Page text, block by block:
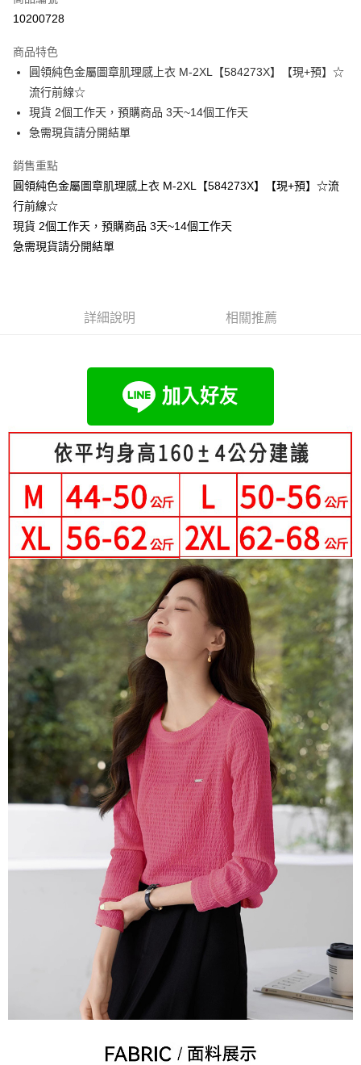
超商取貨付款
Apple Pay
街口支付
悠遊付
Google Pay
全支付
大哥付你分期
2.付款方式選擇「大哥付你分期」，訂單成立後會自動跳轉到大哥付的交易
4.訂單成立30分鐘內，如未前往確認交易或遇審核未通過，訂單將自動取
消。如遇「轉專審核」未通過狀況，表示未達大哥付你分期系統評分，恕無
1.分期款項不併入電信帳單，「大哥付你分期」於每月結算日後寄送繳費提
醒簡訊。
2.透過簡訊連結打開帳單後，可選擇「超商條碼／台灣大直營門市／銀行轉
帳／街口支付／iPASS MONEY」等通路繳費。
【注意事項】
1.本服務係由「台灣大哥大股份有限公司」（以下簡稱本公司）所提供，讓
用戶於交易時，得透過本服務購買商品或服務，並由商店將買賣／分期付款
買賣價金債權讓與本公司後，依約使用本公司帳單繳交帳款。
2.基於同意付款使用「大哥付你分期」之契約關係目的，商店將以您的個人
資料（包含姓名、電話或地址）提供予台灣大哥大進項蒐集、處理及利用，
由本公司與您本人進行分期帳單所需資料之確認、核對及更正。
3.完整用戶服務條款，請詳閱以下連結：https://oppay.tw/userRule
１．簡單：不需註冊會員、不需綁卡、不需儲值。
２．便利：只要手機號碼，簡訊認證，即可結帳。
３．安心：先確認商品／服務後，再付款。
【「AFTEE先享後付」結帳流程】
１．於結帳方式選擇「AFTEE先享後付」後，將跳轉至「AFTEE先享後付」
結帳頁面，進行簡訊認證並確認金額後，即可完成結帳。
３．收到繳費通知簡訊後14天內，點擊此簡訊中的連結，可透過四大超商／
ATM／網路銀行／等多元方式進行付款，方視為交易完成。
※ 請注意：結帳手續完成當下不需立刻繳費，但若您需要取消訂單，請聯絡
購買商品的店家。未經商家同意取消之訂單仍視為有效，需透過AFTEE先享
後付繳納相關費用。
※ 交易是否成功請以「AFTEE先享後付 」之結帳頁面顯示為準，若有關於
是否繳費成功／繳費後需取消欲退款等相關疑問，請聯繫「AFTEE先享後付
客戶支援中心」
https://netprotections.freshdesk.com/support/home
【注意事項】
１．透過由恩沛科技股份有限公司提供之「AFTEE先享後付」服務完成之交
易，需依本服務之必要範圍內提供個人資料，並將交易相關給付款項請求債
權轉讓予恩沛科技股份有限公司。
２．關於個人資料處理事宜，請瀏覽以下網址：
https://aftee.tw/terms/#terms3
３．未成年的使用者請事先徵得法定代理人或監護人之同意方可使用
「AFTEE先享後付」，若未經同意申辦者引起之損失，本公司不負相關責
任。
４．使用「AFTEE先享後付」時，將依據個別帳號之用戶狀況，依本公司即
時審查核予不同之上限額度；若仍有額度不足之情形，本公司將視審查結果
請求用戶進行身份認證。
５．嚴禁一人註冊多個帳號或使用他人資訊註冊。若發現惡意使用之情形，
恩沛科技股份有限公司將有權停止該用戶之使用額度並採取法律行動。
「Hami Point」為中華電信所提供之點數服務，可於會員專區綁定中華電信
會員帳號後，即可在購物車使用 Hami Point 折抵消費金額 (1點等於1元)。
運送方式
全家付款取貨
每筆NT$80，滿NT$699(含以上)免運費
付款後全家取貨
每筆NT$80，滿NT$699(含以上)免運費
付款後萊爾富取貨
每筆NT$80，滿NT$699(含以上)免運費
7-11付款取貨
每筆NT$80，滿NT$699(含以上)免運費
付款後7-11取貨
每筆NT$80，滿NT$699(含以上)免運費
宅配
每筆NT$70，滿NT$699(含以上)免運費
離島-郵局寄送
每筆NT$90，滿NT$699(含以上)免運費
查看運費
10200728
商品特色
圓領純色金屬圖章肌理感上衣 M-2XL【584273X】【現+預】☆
流行前線☆
現貨 2個工作天，預購商品 3天~14個工作天
急需現貨請分開結單
銷售重點
圓領純色金屬圖章肌理感上衣 M-2XL【584273X】【現+預】☆流
行前線☆
現貨 2個工作天，預購商品 3天~14個工作天
急需現貨請分開結單
詳細說明 相關推薦